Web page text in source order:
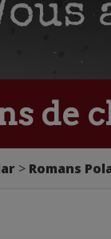
de
Romans